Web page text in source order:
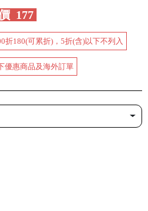
177
折180(可累折)，5折(含)以下不列入
優惠商品及海外訂單